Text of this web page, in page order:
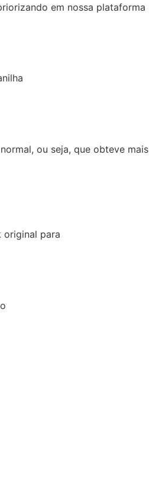
em nossa plataforma
ou seja, que obteve mais
original para